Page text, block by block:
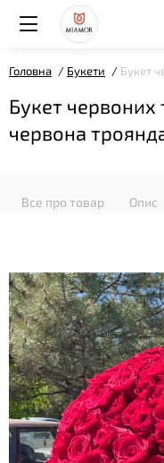
Головна Букети Букет
Букет
червона
Все про товар Опис